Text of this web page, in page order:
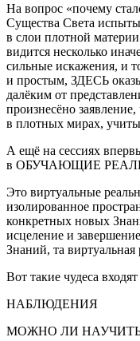
На вопрос «почему
Существа Света
в слои плотной
видится несколько
сильные искажения, и
и простым, ЗДЕСЬ
далёким от
произнесёно
в плотных мирах,
А ещё на сессиях
в ОБУЧАЮЩИЕ
Это виртуальные
изолированное
конкретных новых
исцеление и
Знаний, та виртуальная
Вот такие чудеса
НАБЛЮДЕНИЯ
МОЖНО ЛИ